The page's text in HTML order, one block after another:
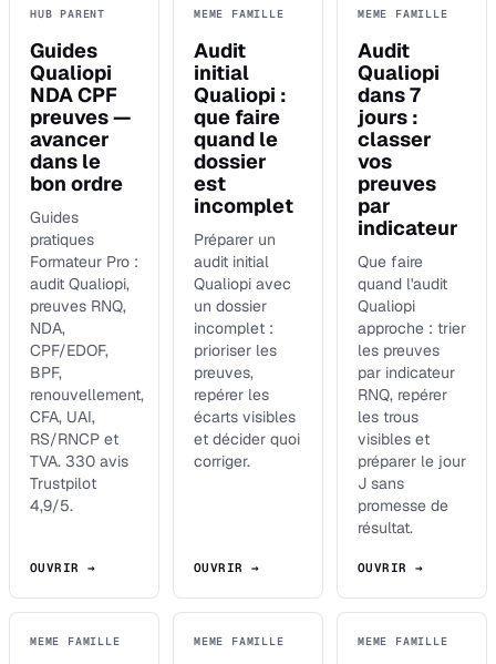
HUB PARENT
Guides
Qualiopi
NDA CPF
preuves —
avancer
dans le
bon ordre
Guides
pratiques
Formateur Pro :
audit Qualiopi,
preuves RNQ,
NDA,
CPF/EDOF,
BPF,
renouvellement,
CFA, UAI,
RS/RNCP et
TVA. 330 avis
Trustpilot
4,9/5.
OUVRIR →
MEME FAMILLE
Audit
initial
Qualiopi :
que faire
quand le
dossier
est
incomplet
Préparer un
audit initial
Qualiopi avec
un dossier
incomplet :
prioriser les
preuves,
repérer les
écarts visibles
et décider quoi
corriger.
OUVRIR →
MEME FAMILLE
Audit
Qualiopi
dans 7
jours :
classer
vos
preuves
par
indicateur
Que faire
quand l'audit
Qualiopi
approche : trier
les preuves
par indicateur
RNQ, repérer
les trous
visibles et
préparer le jour
J sans
promesse de
résultat.
OUVRIR →
MEME FAMILLE MEME FAMILLE MEME FAMILLE